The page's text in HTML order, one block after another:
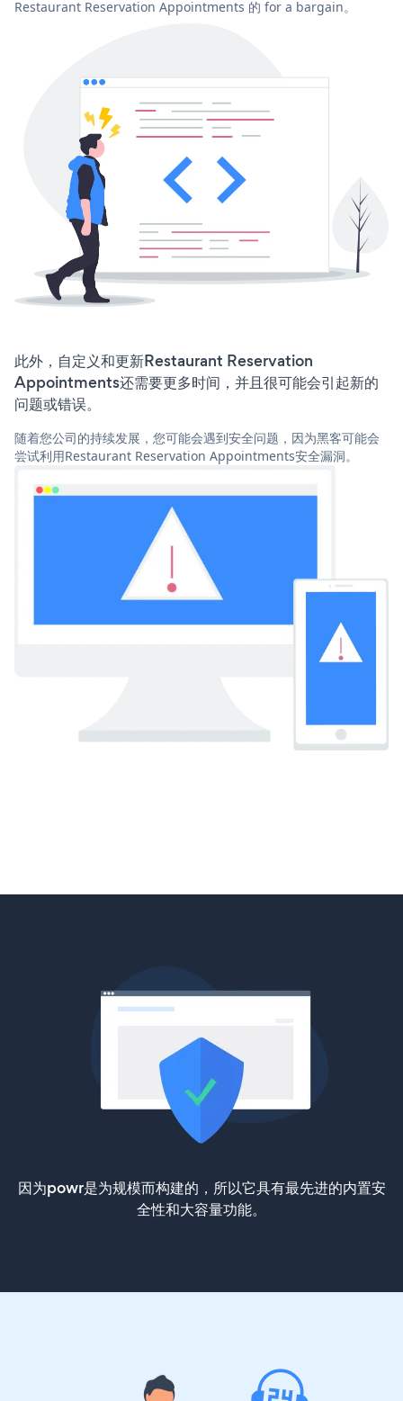
Restaurant Reservation Appointments 的 for a bargain。
此外，自定义和更新Restaurant Reservation
Appointments还需要更多时间，并且很可能会引起新的
问题或错误。
随着您公司的持续发展，您可能会遇到安全问题，因为黑客可能会
尝试利用Restaurant Reservation Appointments安全漏洞。
因为powr是为规模而构建的，所以它具有最先进的内置安
全性和大容量功能。